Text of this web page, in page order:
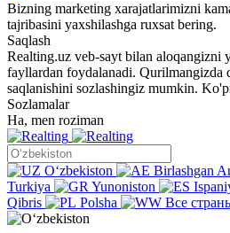
Bizning marketing xarajatlarimizni
tajribasini yaxshilashga ruxsat bering.
Saqlash
Realting.uz veb-sayt bilan aloqangizni
fayllardan foydalanadi. Qurilmangizda
saqlanishini sozlashingiz mumkin.
Sozlamalar
Ha, men roziman
Oʻzbekiston
Birlashgan
Turkiya
Yunoniston
Qibris
Polsha Все